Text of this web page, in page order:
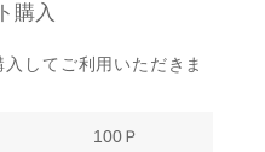
購入
してご利用いただきま
100Ｐ